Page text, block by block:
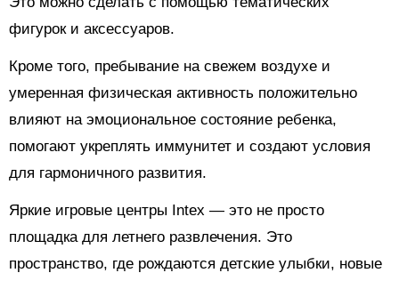
фигурок и аксессуаров.
Кроме того, пребывание на свежем воздухе и
умеренная физическая активность положительно
влияют на эмоциональное состояние ребенка,
помогают укреплять иммунитет и создают условия
для гармоничного развития.
Яркие игровые центры Intex — это не просто
площадка для летнего развлечения. Это
пространство, где рождаются детские улыбки, новые